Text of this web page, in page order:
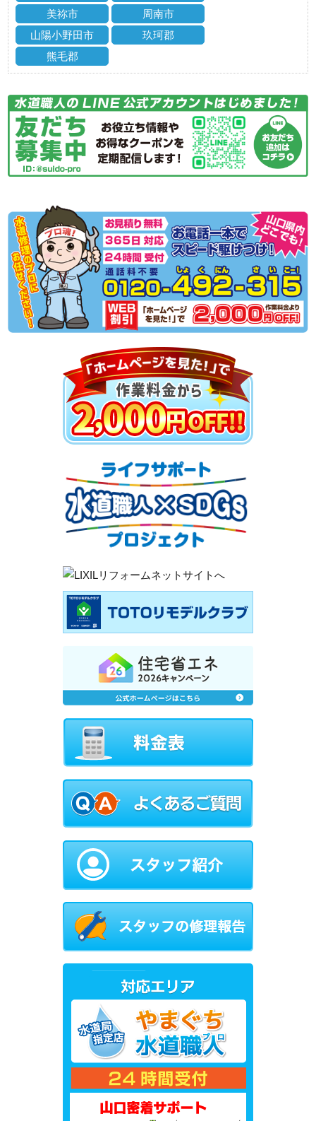
美祢市
周南市
山陽小野田市
玖珂郡
熊毛郡